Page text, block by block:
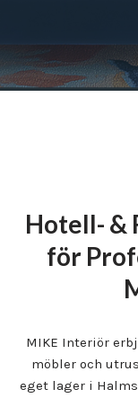
Hotell- &
för
MIKE Interiör
möbler och
eget lager i